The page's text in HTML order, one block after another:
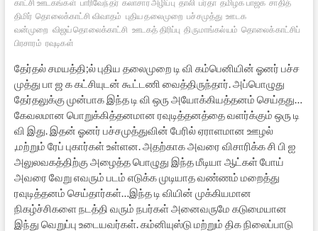
காட்சி ஊடகங்கள் பாரிவேந்தர் கலாசார அழிப்பு தாலி பர்தா தமிழக பாஜக சாதித்
திமிர் தொலைக்காட்சி விவாதம் புதிய தலைமுறை பச்சமுத்து ஊடக
வன்முறை விஜய் தொலைக்காட்சி ஊடகத் திரிப்பு திருமாங்கல்யம் தொலைக்காட்சிப்
பிரசாரம் ரவுடிகள்
தேர்தல் சமயத்தி;ல் புதிய தலைமுறை டி வி கம்பெனியின் ஓனர் பச்ச
முத்து பா ஜ க கட்சியுடன் கூட்டணி வைத்திருந்தார். அப்பொழுது
தேர்தலுக்கு முன்பாக இந்த டி வி ஒரு அயோக்கியத்தனம் செய்தது…
கேவலமான பொறுக்கித்தனமான ரவுடித்தனத்தை வளர்க்கும் ஒரு டி
வி இது. இதன் ஓனர் பச்சமுத்துவின் பேரில் ஏராளமான ஊழல்
,மற்றும் ரேப் புகார்கள் உள்ளன. அதற்காக அவரை விசாரிக்க சி பி ஐ
அலுலவகத்திற்கு அழைத்த பொழுது இந்த மீடியா ஆட்கள் போய்
அவரை வேறு எவரும் படம் எடுக்க முடியாத வண்ணம் மறைத்து
ரவுடித்தனம் செய்தார்கள்…இந்த டி வியின் முக்கியமான
நிகழ்ச்சிகளை நடத்தி வரும் நபர்கள் அனைவருமே கடுமையான
இந்து வெறுப்பு உடையவர்கள். கம்னியுஸ்டு மற்றும் திக நிலைப்பாடு